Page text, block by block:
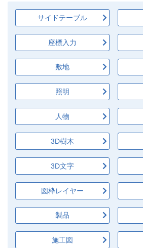
サイドテーブル
座標入力
敷地
照明
人物
3D樹木
3D文字
図枠レイヤー
製品
施工図